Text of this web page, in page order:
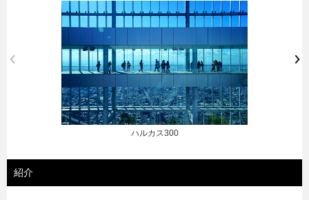
【ハルカス300】眺望 夜景
紹介